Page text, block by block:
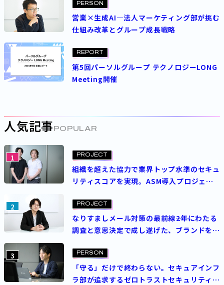
PERSON
営業×生成AI―法人マーケティング部が挑む
仕組み改革とグループ成長戦略
REPORT
第5回パーソルグループ テクノロジーLONG
Meeting開催
人気記事 POPULAR
1 PROJECT
組織を超えた協力で業界トップ水準のセキュ
リティスコアを実現。ASM導入プロジェク
2 PROJECT
なりすましメール対策の最前線――2年にわたる
調査と意思決定で成し遂げた、ブランドを守
3 PERSON
「守る」だけで終わらない。セキュアインフ
ラ部が追求するゼロトラストセキュリティの